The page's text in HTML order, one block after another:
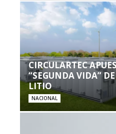
CIRCULARTEC
“SEGUNDA VIDA”
LITIO
NACIONAL